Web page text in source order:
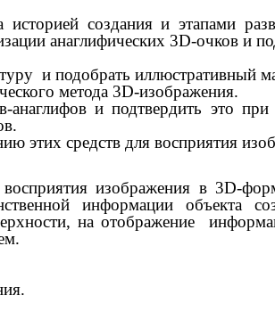
историей создания и этапами
анаглифических 3D-очков и
и подобрать иллюстративный
метода 3D-изображения.
и подтвердить это
этих средств для восприятия
изображения в 3D-
информации объекта
на отображение